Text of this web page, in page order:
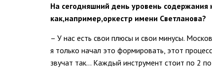
На сегодняшний день уровень
как,например,оркестр имени Светланова?
– У нас есть свои плюсы и свои минусы.
я только начал это формировать, этот
звучат так… Каждый инструмент стоит по 2